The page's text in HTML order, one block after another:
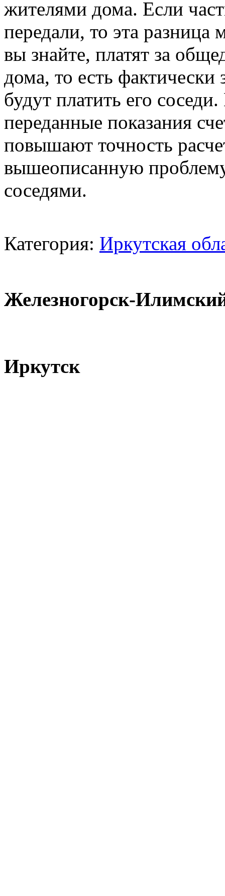
жителями дома. Если
передали, то эта
вы знайте, платят за
дома, то есть фактически
будут платить его
переданные показания
повышают точность
вышеописанную
соседями.
Категория: Иркутская
Железногорск-
Иркутск